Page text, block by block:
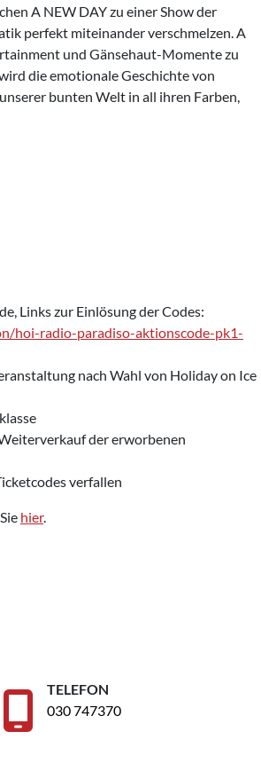
A NEW DAY zu einer Show der
perfekt miteinander verschmelzen. A
und Gänsehaut-Momente zu
die emotionale Geschichte von
bunten Welt in all ihren Farben,
Links zur Einlösung der Codes:
hoi-radio-paradiso-aktionscode-pk1-
nach Wahl von Holiday on Ice
der erworbenen
verfallen
hier.
TELEFON
030 747370